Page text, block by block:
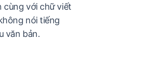
cùng với chữ viết
nói tiếng
văn bản.